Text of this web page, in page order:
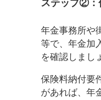
ステップ②：
年金事務所や
等で、年金加
を確認しまし
保険料納付要
があれば、年